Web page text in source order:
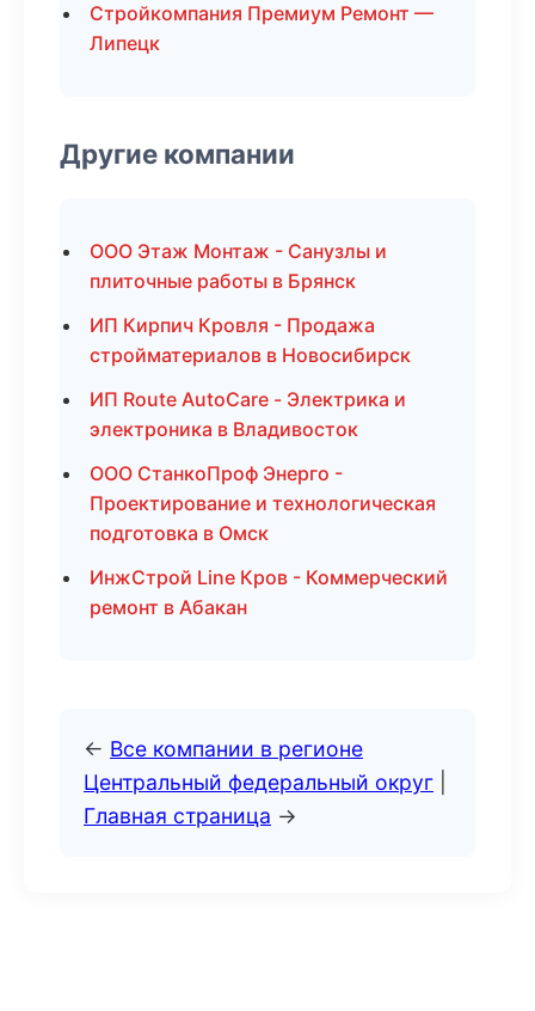
Стройкомпания Премиум Ремонт —
Липецк
Другие компании
ООО Этаж Монтаж - Санузлы и
плиточные работы в Брянск
ИП Кирпич Кровля - Продажа
стройматериалов в Новосибирск
ИП Route AutoCare - Электрика и
электроника в Владивосток
ООО СтанкоПроф Энерго -
Проектирование и технологическая
подготовка в Омск
ИнжСтрой Line Кров - Коммерческий
ремонт в Абакан
← Все компании в регионе
Центральный федеральный округ
Главная страница →